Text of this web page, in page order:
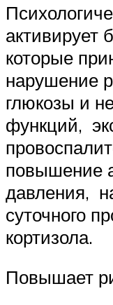
активирует
которые
нарушение
глюкозы и
функций,
повышение
давления,
суточного
кортизола.
Повышает